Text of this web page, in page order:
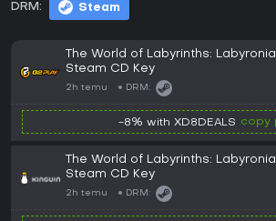
DRM: Steam
The World of Labyrinths: Labyronia
Steam CD Key
2h temu DRM:
-8% with XD8DEALS copy
The World of Labyrinths: Labyronia
Steam CD Key
2h temu DRM: